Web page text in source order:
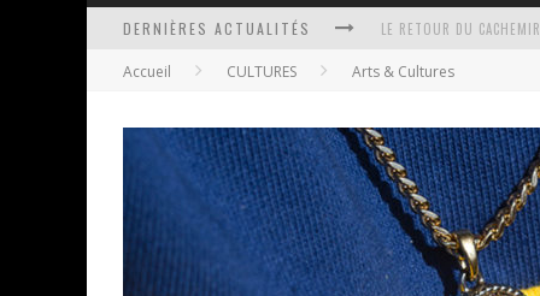
DERNIÈRES ACTUALITÉS LE RETOUR DU
Accueil CULTURES Arts & Cultures